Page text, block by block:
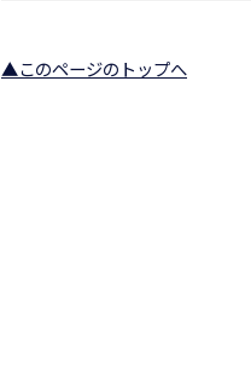
▲このページのトップへ